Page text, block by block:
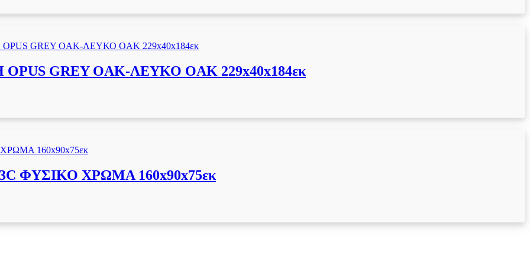
GREY OAΚ-ΛΕΥΚΟ OAK 229x40x184εκ
ΦΥΣΙΚΟ ΧΡΩΜΑ 160x90x75εκ